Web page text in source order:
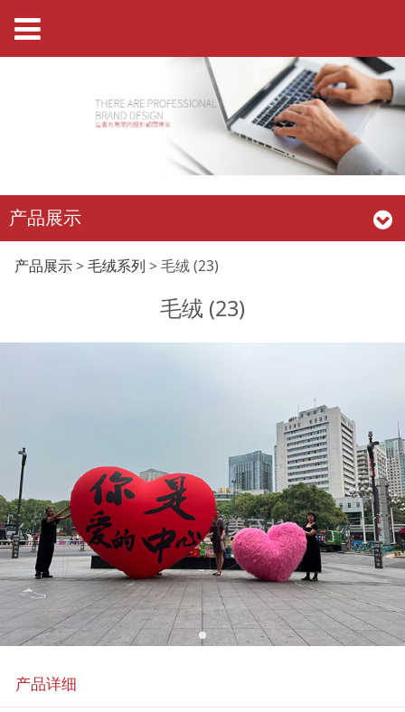
产品展示
毛绒 (23)
产品展示> 毛绒系列 > 毛绒 (23)
毛绒 (23)
产品详细